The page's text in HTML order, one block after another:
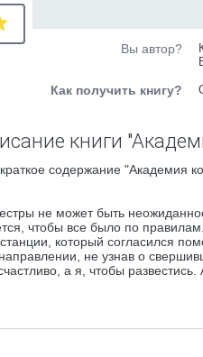
Вы автор?
Как получить книгу?
книги
содержание "Академия
не может быть
чтобы все было по
который согласился
не узнав о
а я, чтобы